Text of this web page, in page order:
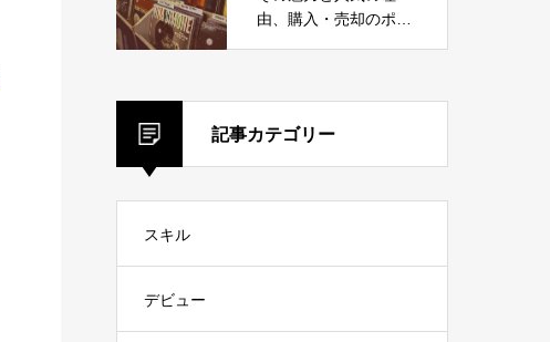
由、購入・売却のポイ
記事カテゴリー
スキル
デビュー